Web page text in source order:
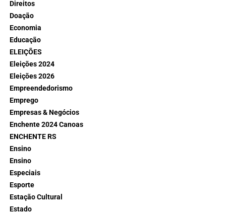
Direitos
Doação
Economia
Educação
ELEIÇÕES
Eleições 2024
Eleições 2026
Empreendedorismo
Emprego
Empresas & Negócios
Enchente 2024 Canoas
ENCHENTE RS
Ensino
Ensino
Especiais
Esporte
Estação Cultural
Estado